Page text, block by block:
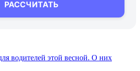
РАССЧИТАТЬ
водителей этой весной. О них